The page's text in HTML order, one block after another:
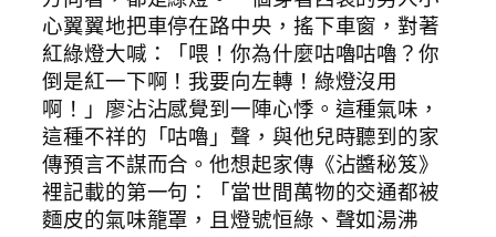
心翼翼地把車停在路中央，搖下車窗，對著
紅綠燈大喊：「喂！你為什麼咕嚕咕嚕？你
倒是紅一下啊！我要向左轉！綠燈沒用
啊！」廖沾沾感覺到一陣心悸。這種氣味，
這種不祥的「咕嚕」聲，與他兒時聽到的家
傳預言不謀而合。他想起家傳《沾醬秘笈》
裡記載的第一句：「當世間萬物的交通都被
麵皮的氣味籠罩，且燈號恒綠、聲如湯沸